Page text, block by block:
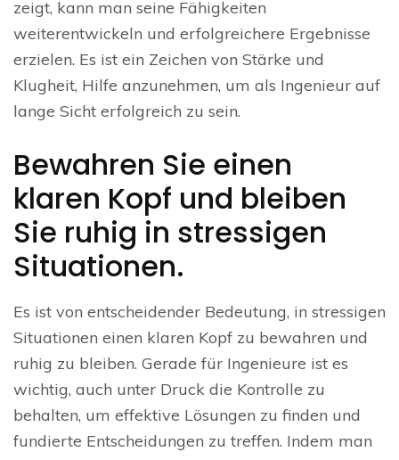
zeigt, kann man seine Fähigkeiten
weiterentwickeln und erfolgreichere Ergebnisse
erzielen. Es ist ein Zeichen von Stärke und
Klugheit, Hilfe anzunehmen, um als Ingenieur auf
lange Sicht erfolgreich zu sein.
Bewahren Sie einen
klaren Kopf und bleiben
Sie ruhig in stressigen
Situationen.
Es ist von entscheidender Bedeutung, in stressigen
Situationen einen klaren Kopf zu bewahren und
ruhig zu bleiben. Gerade für Ingenieure ist es
wichtig, auch unter Druck die Kontrolle zu
behalten, um effektive Lösungen zu finden und
fundierte Entscheidungen zu treffen. Indem man